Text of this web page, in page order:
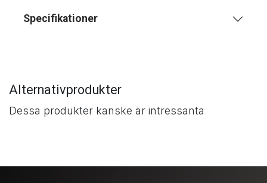
Specifikationer
Alternativprodukter
Dessa produkter kanske är intressanta